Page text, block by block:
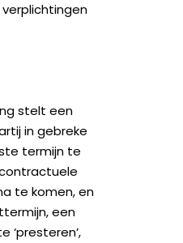
stelt een
in gebreke
termijn te
te komen, en
een
‘presteren’,